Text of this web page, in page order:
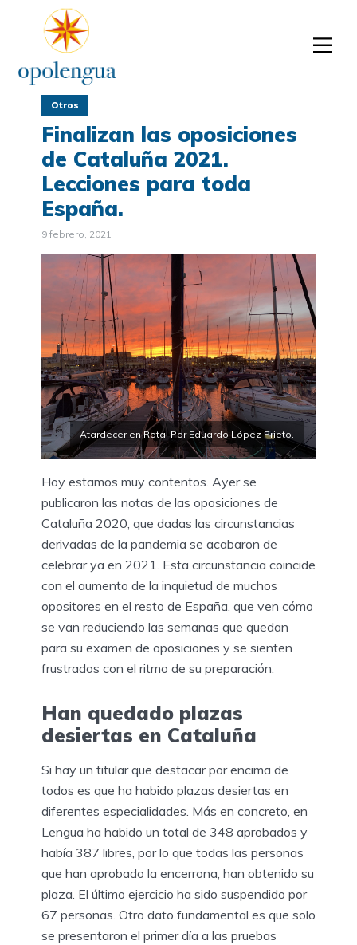
Otros
Finalizan las oposiciones
de Cataluña 2021.
Lecciones para toda
España.
9 febrero, 2021
Atardecer en Rota. Por Eduardo López Prieto.
Hoy estamos muy contentos. Ayer se
publicaron las notas de las oposiciones de
Cataluña 2020, que dadas las circunstancias
derivadas de la pandemia se acabaron de
celebrar ya en 2021. Esta circunstancia coincide
con el aumento de la inquietud de muchos
opositores en el resto de España, que ven cómo
se van reduciendo las semanas que quedan
para su examen de oposiciones y se sienten
frustrados con el ritmo de su preparación.
Han quedado plazas
desiertas en Cataluña
Si hay un titular que destacar por encima de
todos es que ha habido plazas desiertas en
diferentes especialidades. Más en concreto, en
Lengua ha habido un total de 348 aprobados y
había 387 libres, por lo que todas las personas
que han aprobado la encerrona, han obtenido su
plaza. El último ejercicio ha sido suspendido por
67 personas. Otro dato fundamental es que solo
se presentaron el primer día a las pruebas